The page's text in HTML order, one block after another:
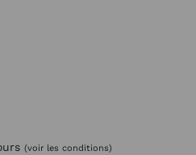
(voir les conditions)